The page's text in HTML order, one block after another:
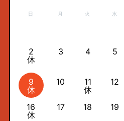
日 月 火 水
2
休
3 4 5
9
休
10
11
休
12
16
休
17 18 19